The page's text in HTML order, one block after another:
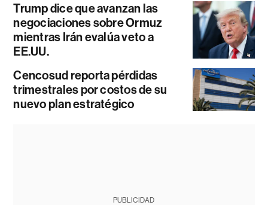
Trump dice que avanzan las
negociaciones sobre Ormuz
mientras Irán evalúa veto a
EE.UU.
Cencosud reporta pérdidas
trimestrales por costos de su
nuevo plan estratégico
PUBLICIDAD